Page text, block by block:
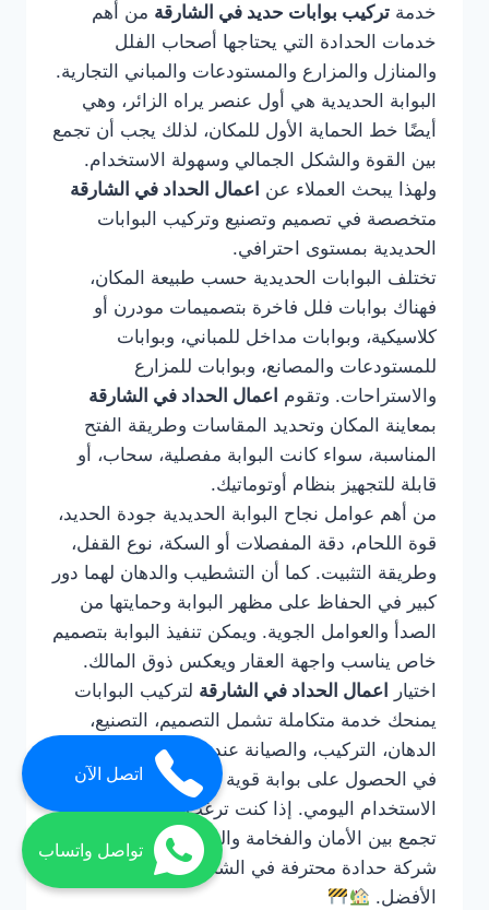
خدمة تركيب بوابات حديد في الشارقة من أهم
خدمات الحدادة التي يحتاجها أصحاب الفلل
والمنازل والمزارع والمستودعات والمباني التجارية.
البوابة الحديدية هي أول عنصر يراه الزائر، وهي
أيضًا خط الحماية الأول للمكان، لذلك يجب أن تجمع
بين القوة والشكل الجمالي وسهولة الاستخدام.
ولهذا يبحث العملاء عن اعمال الحداد في الشارقة
متخصصة في تصميم وتصنيع وتركيب البوابات
الحديدية بمستوى احترافي.
تختلف البوابات الحديدية حسب طبيعة المكان،
فهناك بوابات فلل فاخرة بتصميمات مودرن أو
كلاسيكية، وبوابات مداخل للمباني، وبوابات
للمستودعات والمصانع، وبوابات للمزارع
والاستراحات. وتقوم اعمال الحداد في الشارقة
بمعاينة المكان وتحديد المقاسات وطريقة الفتح
المناسبة، سواء كانت البوابة مفصلية، سحاب، أو
قابلة للتجهيز بنظام أوتوماتيك.
من أهم عوامل نجاح البوابة الحديدية جودة الحديد،
قوة اللحام، دقة المفصلات أو السكة، نوع القفل،
وطريقة التثبيت. كما أن التشطيب والدهان لهما دور
كبير في الحفاظ على مظهر البوابة وحمايتها من
الصدأ والعوامل الجوية. ويمكن تنفيذ البوابة بتصميم
خاص يناسب واجهة العقار ويعكس ذوق المالك.
اختيار
اعمال الحداد في الشارقة لتركيب البوابات
يمنحك خدمة متكاملة تشمل التصميم، التصنيع،
الدهان، التركيب، والصيانة عند الحاجة. كما يساعدك
في الحصول على بوابة قوية تعمل بسهولة وتتحمل
الاستخدام اليومي. إذا كنت ترغب في بوابة حديد
تجمع بين الأمان والفخامة والمتانة، فالتعامل مع
شركة حدادة محترفة في الشارقة هو الحل
الأفضل.
اتصل الآن
تواصل واتساب